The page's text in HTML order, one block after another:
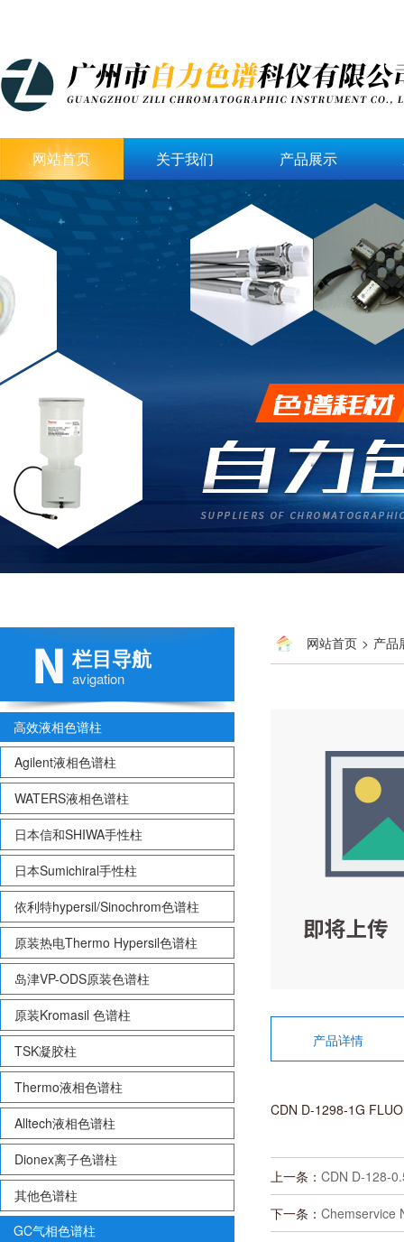
网站首页 关于我们 产品展示
栏目导航
avigation
高效液相色谱柱
Agilent液相色谱柱
WATERS液相色谱柱
日本信和SHIWA手性柱
日本Sumichiral手性柱
依利特hypersil/Sinochrom色谱柱
原装热电Thermo Hypersil色谱柱
岛津VP-ODS原装色谱柱
原装Kromasil 色谱柱
TSK凝胶柱
Thermo液相色谱柱
Alltech液相色谱柱
Dionex离子色谱柱
其他色谱柱
GC气相色谱柱
网站首页 > 产品
产品详情
CDN D-1298-1G
上一条： CDN D-128-
下一条： Chemservice